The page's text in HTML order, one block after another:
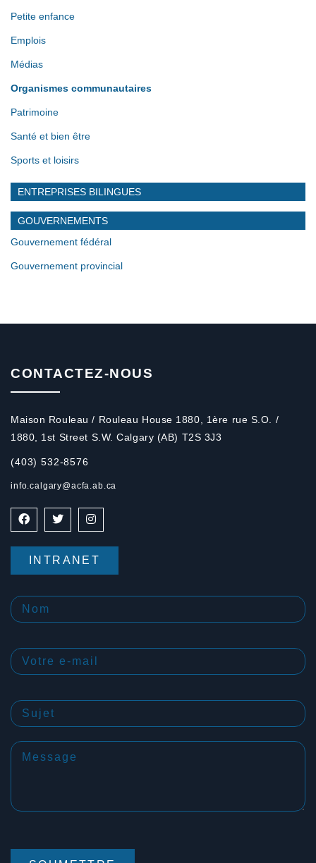
Petite enfance
Emplois
Médias
Organismes communautaires
Patrimoine
Santé et bien être
Sports et loisirs
ENTREPRISES BILINGUES
GOUVERNEMENTS
Gouvernement fédéral
Gouvernement provincial
CONTACTEZ-NOUS
Maison Rouleau / Rouleau House 1880, 1ère rue S.O. /
1880, 1st Street S.W. Calgary (AB) T2S 3J3
(403) 532-8576
info.calgary@acfa.ab.ca
INTRANET